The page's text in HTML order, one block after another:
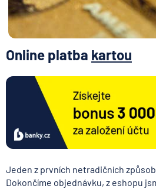
Online platba kartou
Jeden z prvních netradičních
Dokončíme objednávku, z eshopu